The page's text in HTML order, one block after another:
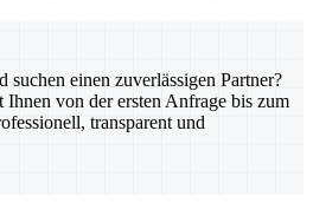
suchen einen zuverlässigen Partner?
Ihnen von der ersten Anfrage bis zum
transparent und